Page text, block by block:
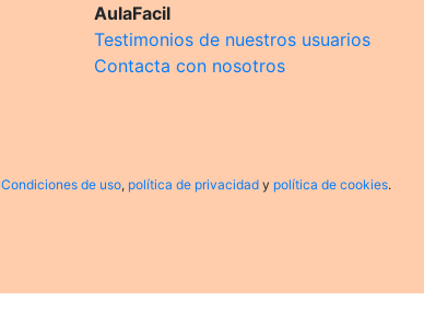
AulaFacil
Testimonios de nuestros usuarios
Contacta con nosotros
Condiciones de uso, política de privacidad y política de cookies.